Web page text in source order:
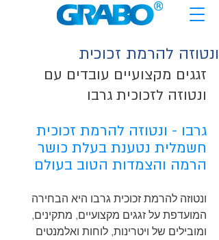
ונטוזה להרמת זכוכית
זגגים מקצועיים עובדים עם
ונטוזה לזכוכית גרבו
גרבו - ונטוזה להרמת זכוכית
חשמלית נטענת בעלת כושר
הרמה והצמדות הטוב בעולם
ונטוזה להרמת זכוכית גרבו היא הבחירה
המועדפת על זגגים מקצועיים, מתקינים,
ומובילים של ויטרינות, לוחות ואלמנטים